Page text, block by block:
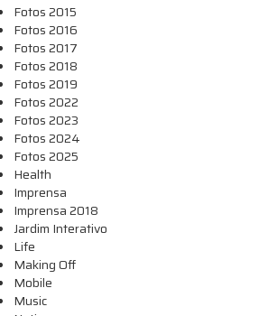
Fotos 2015
Fotos 2016
Fotos 2017
Fotos 2018
Fotos 2019
Fotos 2022
Fotos 2023
Fotos 2024
Fotos 2025
Health
Imprensa
Imprensa 2018
Jardim Interativo
Life
Making Off
Mobile
Music